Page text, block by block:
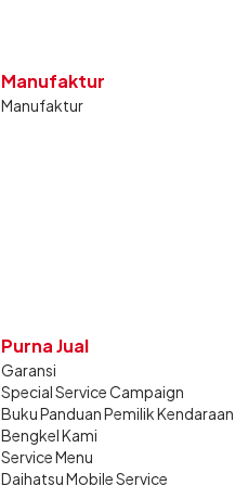
Manufaktur
Manufaktur
Purna Jual
Garansi
Special Service Campaign
Buku Panduan Pemilik Kendaraan
Bengkel Kami
Service Menu
Daihatsu Mobile Service